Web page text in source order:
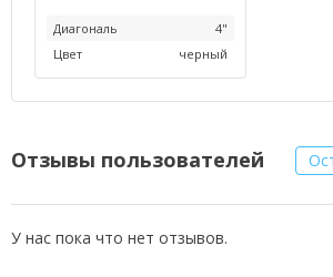
Диагональ
4"
Цвет
черный
Отзывы пользователей
У нас пока что нет отзывов.